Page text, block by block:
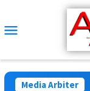
konten
Mobile
Media Arbiter